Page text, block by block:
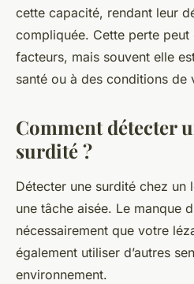
cette capacité, rendant leur
compliquée. Cette perte peut
facteurs, mais souvent elle
santé ou à des conditions de
Comment détecter
surdité ?
Détecter une surdité chez un
une tâche aisée. Le manque
nécessairement que votre
également utiliser d’autres
environnement.